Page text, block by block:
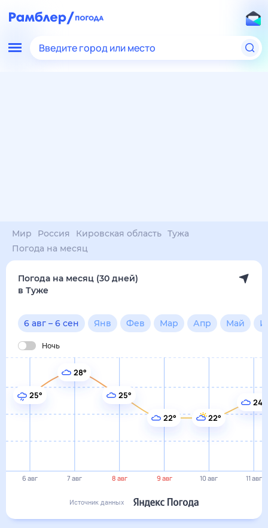
Введите город или место
Мир Россия Кировская область Тужа
Погода на месяц
Погода на месяц (30 дней)
в Туже
6 авг – 6 сен Янв Фев Мар Апр Май
Ночь
6 авг 7 авг 8 авг 9 авг 10 авг 11 авг
25°
28°
25°
22° 22°
24°
Источник данных